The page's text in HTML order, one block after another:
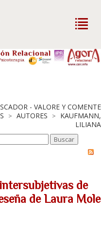
- VALORE Y COMENTE
> AUTORES > KAUFMANN,
LILIANA
de
de Laura